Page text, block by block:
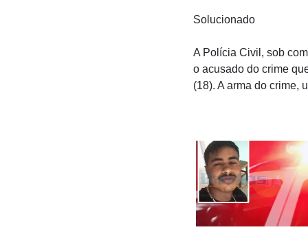
Solucionado
A Polícia Civil, sob
o acusado do crime
(18). A arma do crime,